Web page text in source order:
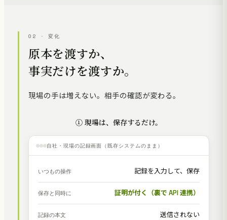
02 · 変化
原本を渡すか、
事実だけを渡すか。
現場の手は増えない。相手の確認が変わる。
① 現場は、保存するだけ。
自社・現場の記録画面（既存システムのまま）
いつもの操作 記録を入力して、保存
保存と同時に 証明が付く（裏で API 連携）
記録の本文 送信されない